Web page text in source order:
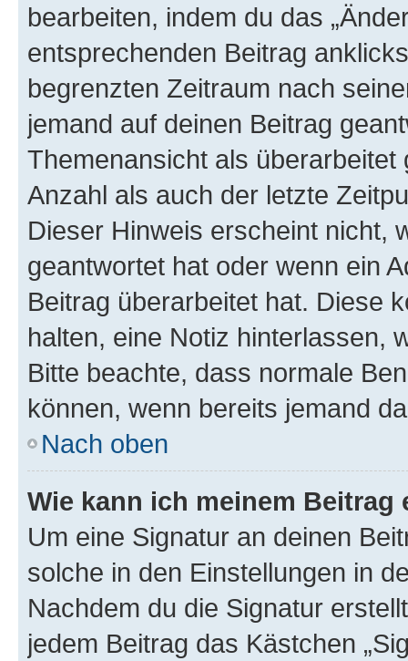
bearbeiten, indem du das
entsprechenden Beitrag
begrenzten Zeitraum nach
jemand auf deinen Beitrag
Themenansicht als
Anzahl als auch der letzte
Dieser Hinweis erscheint nicht,
geantwortet hat oder wenn ein
Beitrag überarbeitet hat. Diese
halten, eine Notiz hinterlassen,
Bitte beachte, dass normale
können, wenn bereits jemand
Nach oben
Wie kann ich meinem
Um eine Signatur an deinen
solche in den Einstellungen in
Nachdem du die Signatur
jedem Beitrag das Kästchen